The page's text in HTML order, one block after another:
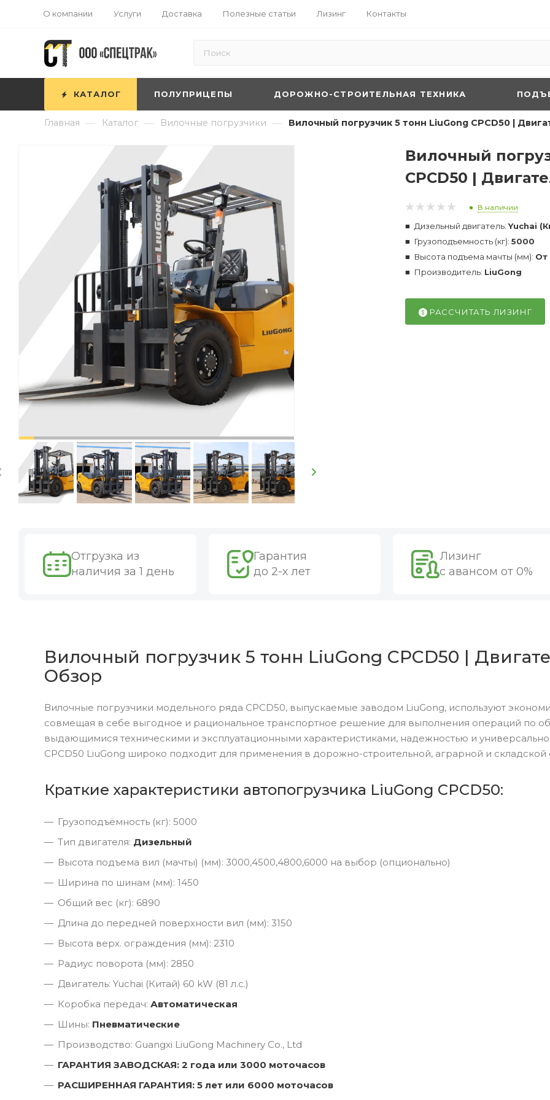
О компании Услуги Доставка Полезные статьи Лизинг Контакты
КАТАЛОГ ПОЛУПРИЦЕПЫ ДОРОЖНО-СТРОИТЕЛЬНАЯ ТЕХНИКА
Главная — Каталог — Вилочные погрузчики — Вилочный погрузчик 5 тонн LiuGong CPCD50 |
Вилочный
CPCD50 |
В наличии
Дизельный двигатель:Yuchai
Грузоподъемность (кг): 5000
Высота подъема мачты (мм): От
Производитель: LiuGong
РАССЧИТАТЬ ЛИЗИНГ
Отгрузка из
наличия за 1 день
Гарантия
до 2-х лет
Лизинг
с авансом от 0%
Вилочный погрузчик 5 тонн LiuGong CPCD50 |
Обзор
Вилочные погрузчики модельного ряда CPCD50, выпускаемые заводом LiuGong, используют
совмещая в себе выгодное и рациональное транспортное решение для выполнения операций по
выдающимися техническими и эксплуатационными характеристиками, надежностью и
CPCD50 LiuGong широко подходит для применения в дорожно-строительной, аграрной и складской
Краткие характеристики автопогрузчика LiuGong CPCD50:
Грузоподъёмность (кг): 5000
Тип двигателя: Дизельный
Высота подъема вил (мачты) (мм): 3000,4500,4800,6000 на выбор (опционально)
Ширина по шинам (мм): 1450
Общий вес (кг): 6890
Длина до передней поверхности вил (мм): 3150
Высота верх. ограждения (мм): 2310
Радиус поворота (мм): 2850
Двигатель: Yuchai (Китай) 60 kW (81 л.с.)
Коробка передач: Автоматическая
Шины: Пневматические
Производство: Guangxi LiuGong Machinery Co., Ltd
ГАРАНТИЯ ЗАВОДСКАЯ: 2 года или 3000 моточасов
РАСШИРЕННАЯ ГАРАНТИЯ: 5 лет или 6000 моточасов